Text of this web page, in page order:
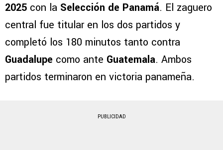
2025 con la Selección de Panamá. El zaguero
central fue titular en los dos partidos y
completó los 180 minutos tanto contra
Guadalupe como ante Guatemala. Ambos
partidos terminaron en victoria panameña.
PUBLICIDAD